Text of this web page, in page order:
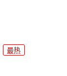
最热